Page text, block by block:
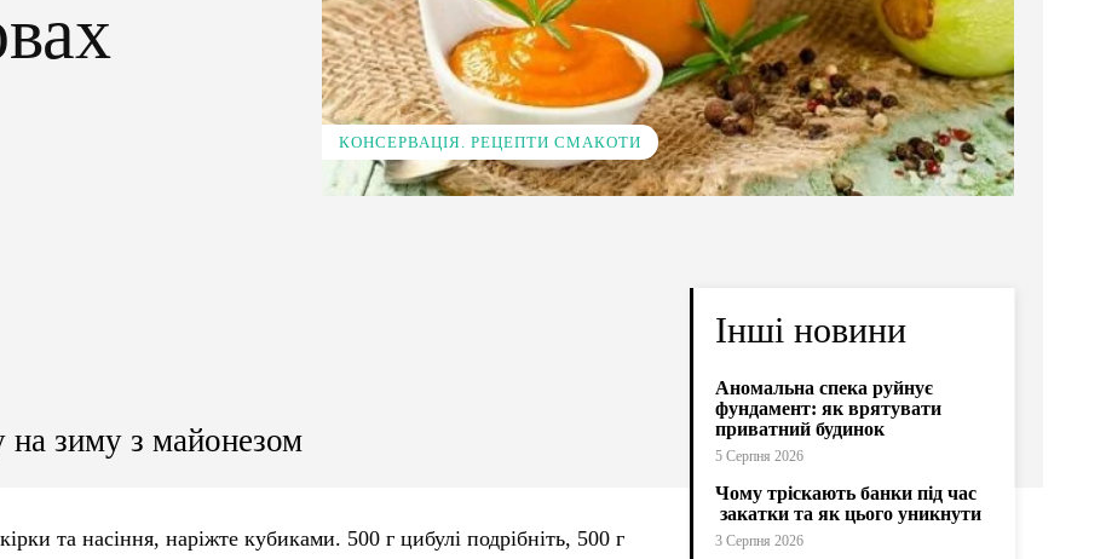
КОНСЕРВАЦІЯ. РЕЦЕПТИ СМАКОТИ
на зиму з майонезом
та насіння, наріжте кубиками. 500 г цибулі подрібніть, 500 г
Інші новини
Аномальна спека руйнує
фундамент: як врятувати
приватний будинок
5 Серпня 2026
Чому тріскають банки під час
закатки та як цього уникнути
3 Серпня 2026